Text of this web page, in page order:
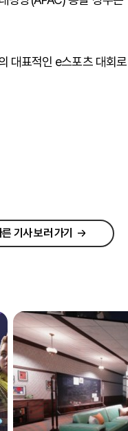
대표적인 e스포츠 대회
기사 보러 가기